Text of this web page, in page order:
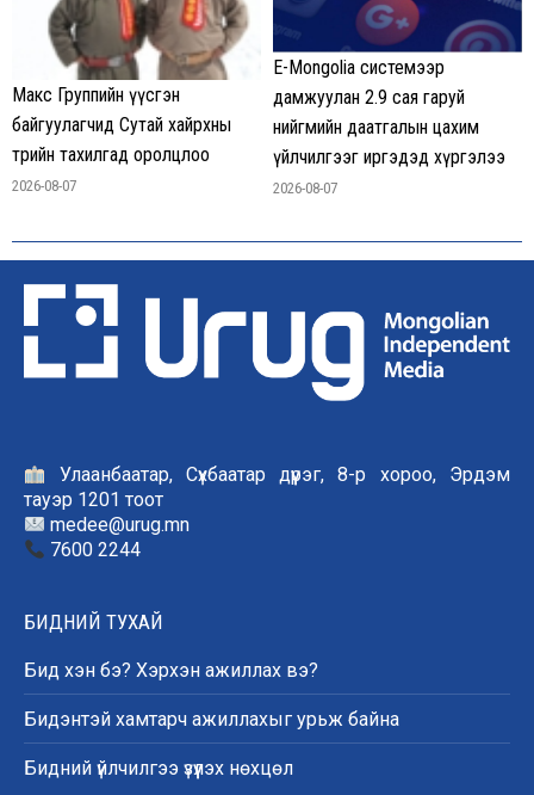
Макс Группийн үүсгэн
байгуулагчид Сутай хайрхны
төрийн тахилгад оролцлоо
2026-08-07
E-Mongolia системээр
дамжуулан 2.9 сая гаруй
нийгмийн даатгалын цахим
үйлчилгээг иргэдэд хүргэлээ
2026-08-07
Улаанбаатар, Сүхбаатар дүүрэг, 8-р хороо, Эрдэм
тауэр 1201 тоот
medee@urug.mn
7600 2244
БИДНИЙ ТУХАЙ
Бид хэн бэ? Хэрхэн ажиллах вэ?
Бидэнтэй хамтарч ажиллахыг урьж байна
Бидний үйлчилгээ үзүүлэх нөхцөл